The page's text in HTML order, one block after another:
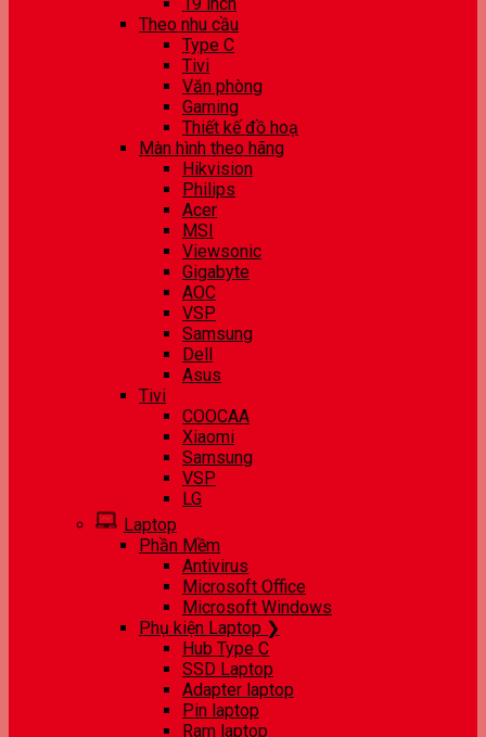
Theo nhu cầu
Type C
Tivi
Văn phòng
Gaming
Thiết kế đồ hoạ
Màn hình theo hãng
Hikvision
Philips
Acer
MSI
Viewsonic
Gigabyte
AOC
VSP
Samsung
Dell
Asus
Tivi
COOCAA
Xiaomi
Samsung
VSP
LG
Laptop
Phần Mềm
Antivirus
Microsoft Office
Microsoft Windows
Phụ kiện Laptop ❯
Hub Type C
SSD Laptop
Adapter laptop
Pin laptop
Ram laptop